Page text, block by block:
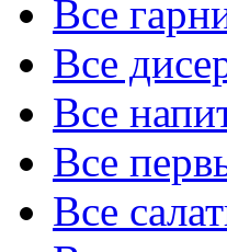
Все
Все
Все
Все
Все